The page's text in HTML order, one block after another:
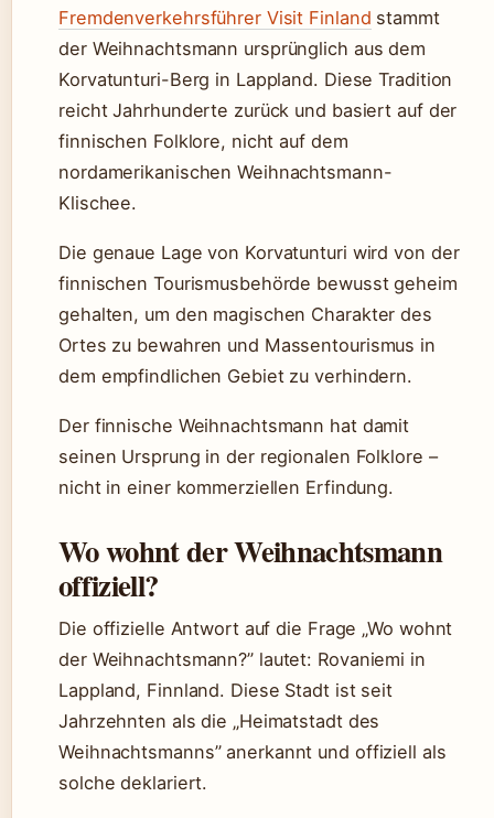
Fremdenverkehrsführer Visit Finland stammt
der Weihnachtsmann ursprünglich aus dem
Korvatunturi-Berg in Lappland. Diese Tradition
reicht Jahrhunderte zurück und basiert auf der
finnischen Folklore, nicht auf dem
nordamerikanischen Weihnachtsmann-
Klischee.
Die genaue Lage von Korvatunturi wird von der
finnischen Tourismusbehörde bewusst geheim
gehalten, um den magischen Charakter des
Ortes zu bewahren und Massentourismus in
dem empfindlichen Gebiet zu verhindern.
Der finnische Weihnachtsmann hat damit
seinen Ursprung in der regionalen Folklore –
nicht in einer kommerziellen Erfindung.
Wo wohnt der Weihnachtsmann
offiziell?
Die offizielle Antwort auf die Frage „Wo wohnt
der Weihnachtsmann?” lautet: Rovaniemi in
Lappland, Finnland. Diese Stadt ist seit
Jahrzehnten als die „Heimatstadt des
Weihnachtsmanns” anerkannt und offiziell als
solche deklariert.